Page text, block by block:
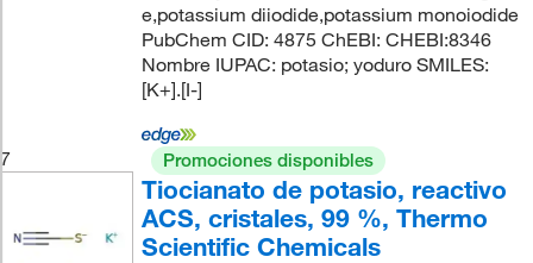
e,potassium diiodide,potassium monoiodide
PubChem CID: 4875 ChEBI: CHEBI:8346
Nombre IUPAC: potasio; yoduro SMILES:
[K+].[I-]
7 Promociones disponibles
Tiocianato de potasio, reactivo
ACS, cristales, 99 %, Thermo
Scientific Chemicals